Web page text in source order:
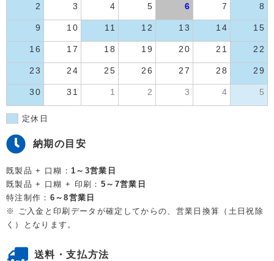
2 3 4 5 6 7 8
9 10 11 12 13 14 15
16 17 18 19 20 21 22
23 24 25 26 27 28 29
30 31 1 2 3 4 5
定休日
納期の目安
既製品 + 口糊：1～3営業日
既製品 + 口糊 + 印刷： 5～7営業日
特注制作： 6～8営業日
※ ご入金と印刷データが確定してからの、営業日換算（土日祝除
く）となります。
送料・支払方法